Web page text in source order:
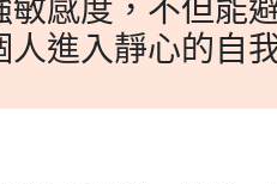
感度，不但能
人進入靜心的自